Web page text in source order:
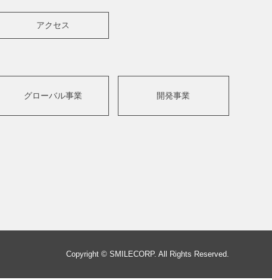
アクセス
グローバル事業 開発事業
Copyright © SMILECORP. All Rights Reserved.